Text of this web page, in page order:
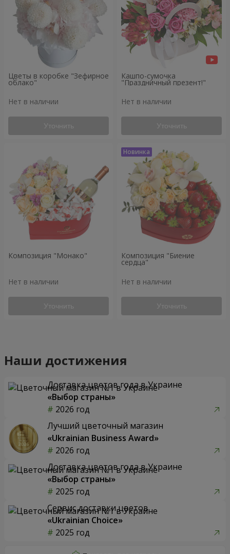
Цветы в коробке "Зефирное
облако"
Нет в наличии
Уточнить
Кашпо-сумочка
"Праздничный презент!"
Нет в наличии
Уточнить
Композиция "Монако"
Нет в наличии
Уточнить
Композиция "Биение
сердца"
Нет в наличии
Уточнить
Наши достижения
Доставка цветов года в Украине
«Выбор страны»
2026 год
Лучший цветочный магазин
«Ukrainian Business Award»
2026 год
Доставка цветов года в Украине
«Выбор страны»
2025 год
Сервис доставки цветов
«Ukrainian Choice»
2025 год